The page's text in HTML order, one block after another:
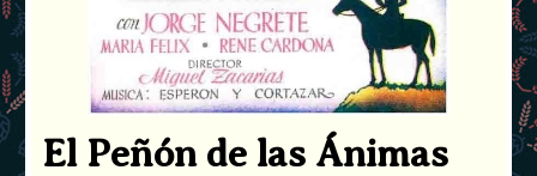
El Peñón de las Ánimas